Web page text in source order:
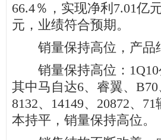
66.4％，实现净利7.01亿
元，业绩符合预期。
销量保持高位，产品
销量保持高位：1Q10
其中马自达6、睿翼、
8132、14149、20872、
本持平，销量保持高位。